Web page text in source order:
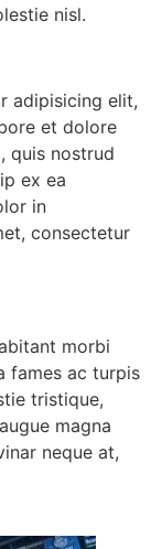
nisl.
adipisicing elit,
et dolore
quis nostrud
ex ea
in
consectetur
morbi
fames ac turpis
tristique,
magna
neque at,